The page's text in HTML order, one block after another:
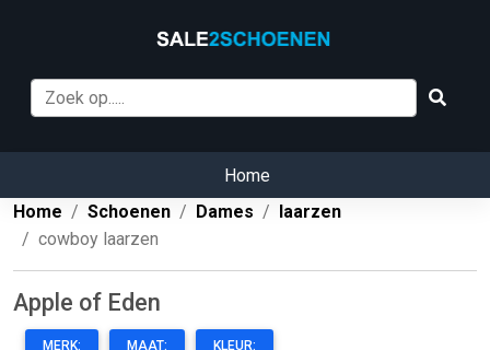
Home
Home
Schoenen Dames
laarzen
cowboy laarzen
Apple of Eden
MERK: MAAT: KLEUR: